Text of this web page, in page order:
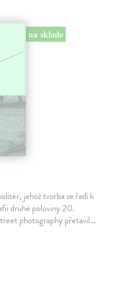
na sklade
jehož tvorba se řadí k
druhé poloviny 20.
photography přetavil…